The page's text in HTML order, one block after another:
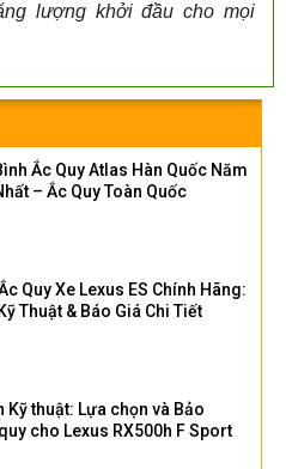
lượng khởi đầu cho mọi
Ắc Quy Atlas Hàn Quốc Năm
– Ắc Quy Toàn Quốc
Quy Xe Lexus ES Chính Hãng:
Thuật & Báo Giá Chi Tiết
Kỹ thuật: Lựa chọn và Bảo
cho Lexus RX500h F Sport